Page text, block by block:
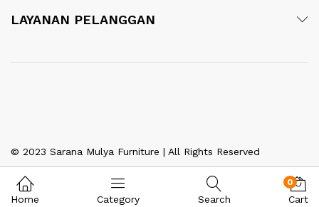
LAYANAN PELANGGAN
© 2023 Sarana Mulya Furniture | All Rights Reserved
Home Category Search
0
Cart